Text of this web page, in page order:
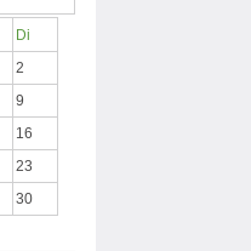
Di
2
9
16
23
30